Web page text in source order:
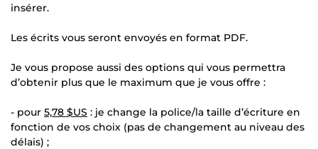
insérer.
Les écrits vous seront envoyés en format PDF.
Je vous propose aussi des options qui vous permettra
d’obtenir plus que le maximum que je vous offre :
- pour 5,78 $US : je change la police/la taille d’écriture en
fonction de vos choix (pas de changement au niveau des
délais) ;